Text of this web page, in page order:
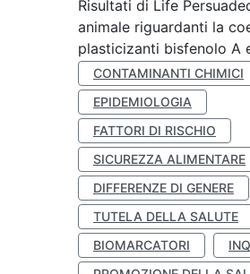
Risultati di Life
animale riguardanti la
plasticizanti bisfenolo A
CONTAMINANTI CHIMICI
EPIDEMIOLOGIA
FATTORI DI RISCHIO
SICUREZZA ALIMENTARE
DIFFERENZE DI GENERE
TUTELA DELLA SALUTE
BIOMARCATORI